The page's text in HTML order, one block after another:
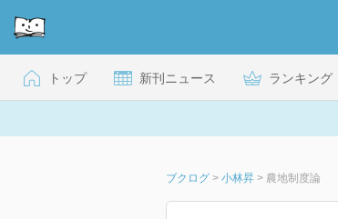
トップ 新刊ニュース ランキング
ブクログ > 小林昇 > 農地制度論